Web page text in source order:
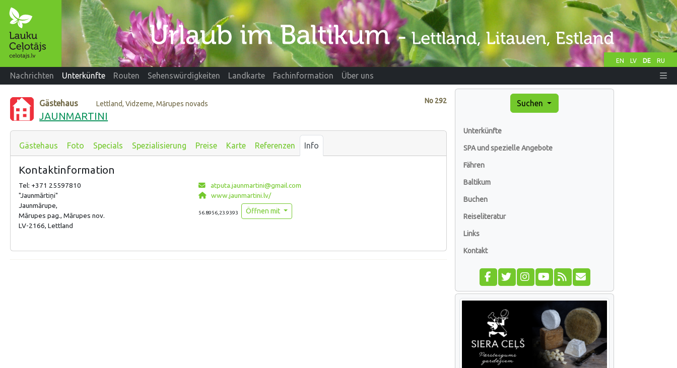
EN LV DE RU
Nachrichten Unterkünfte Routen Sehenswürdigkeiten Landkarte Fachinformation Über uns
No 292
Gästehaus Lettland, Vidzeme, Mārupes novads
JAUNMARTINI
Gästehaus Foto Specials Spezialisierung Preise Karte Referenzen Info
Kontaktinformation
Tel: +371 25597810
"Jaunmārtiņi"
Jaunmārupe,
Mārupes pag., Mārupes nov.
LV-2166, Lettland
atputa.jaunmartini@gmail.com
www.jaunmartini.lv/
56.8956,23.9393 Öffnen mit
Suchen
Unterkünfte
SPA und spezielle Angebote
Fähren
Baltikum
Buchen
Reiseliteratur
Links
Kontakt